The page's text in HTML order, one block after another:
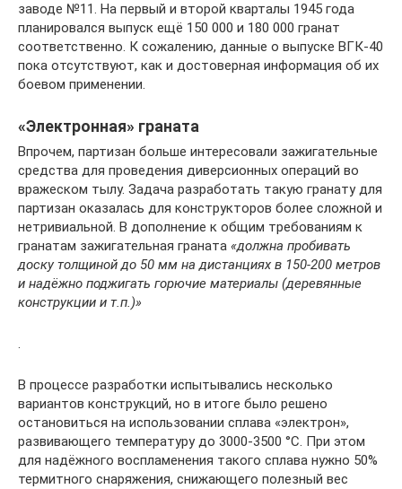
заводе №11. На первый и второй кварталы 1945 года
планировался выпуск ещё 150 000 и 180 000 гранат
соответственно. К сожалению, данные о выпуске ВГК-40
пока отсутствуют, как и достоверная информация об их
боевом применении.
«Электронная» граната
Впрочем, партизан больше интересовали зажигательные
средства для проведения диверсионных операций во
вражеском тылу. Задача разработать такую гранату для
партизан оказалась для конструкторов более сложной и
нетривиальной. В дополнение к общим требованиям к
гранатам зажигательная граната «должна пробивать
доску толщиной до 50 мм на дистанциях в 150-200 метров
и надёжно поджигать горючие материалы (деревянные
конструкции и т.п.)»
.
В процессе разработки испытывались несколько
вариантов конструкций, но в итоге было решено
остановиться на использовании сплава «электрон»,
развивающего температуру до 3000-3500 °С. При этом
для надёжного воспламенения такого сплава нужно 50%
термитного снаряжения, снижающего полезный вес